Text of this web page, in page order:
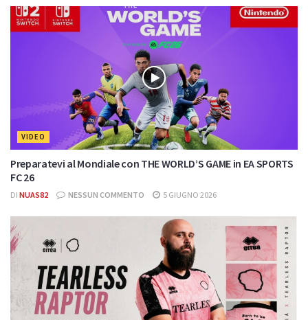
VIDEO
Preparatevi al Mondiale con THE WORLD’S GAME in EA SPORTS
FC 26
DI NUAS82 NESSUN COMMENTO 5 GIUGNO 2026